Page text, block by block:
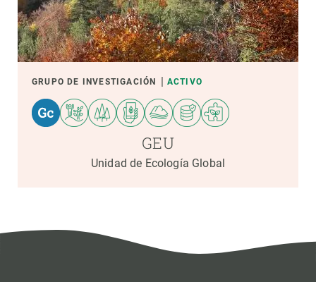
GRUPO DE INVESTIGACIÓN ACTIVO
GEU
Unidad de Ecología Global